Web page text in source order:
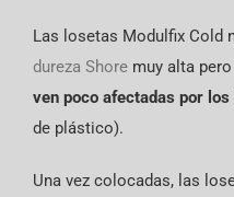
Las losetas Modulfix Cold
dureza Shoremuy alta
ven poco afectadas por
de plástico).
Una vez colocadas, las